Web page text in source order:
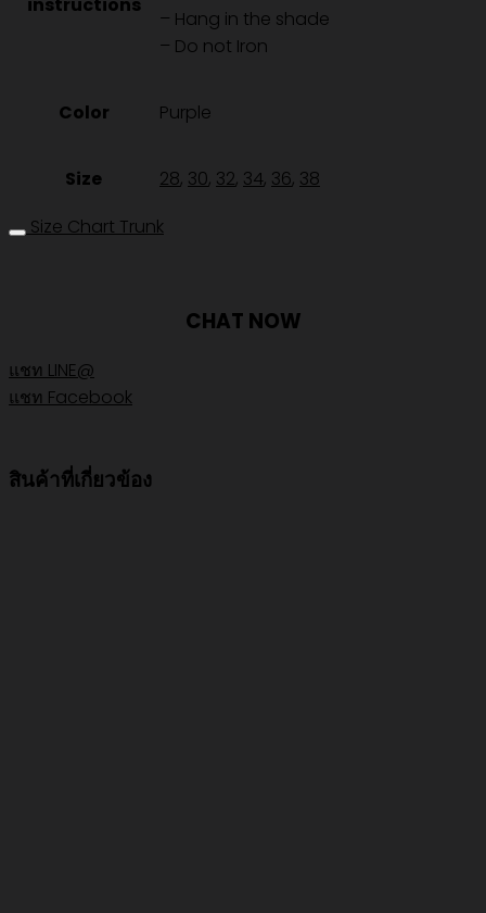
– Hang in the shade
– Do not Iron
Color Purple
Size 28, 30, 32, 34, 36, 38
Size Chart Trunk
CHAT NOW
แชท LINE@
แชท Facebook
สินค้าที่เกี่ยวข้อง